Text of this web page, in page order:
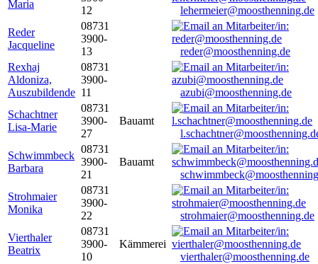
Maria
12
lehermeier@moosthenning.de
Reder
Jacqueline
08731
3900-
13
reder@moosthenning.de
Rexhaj
Aldoniza,
Auszubildende
08731
3900-
11
azubi@moosthenning.de
Schachtner
Lisa-Marie
08731
3900-
27
Bauamt
Schwimmbeck
Barbara
08731
3900-
21
Bauamt
Strohmaier
Monika
08731
3900-
22
strohmaier@moosthenning.de
Vierthaler
Beatrix
08731
3900-
10
Kämmerei
vierthaler@moosthenning.de